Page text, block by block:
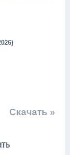
Скачать »